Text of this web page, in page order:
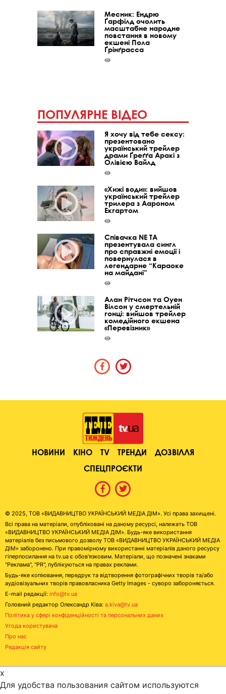
Месник: Ендрю
Ґарфілд очолить
масштабне народне
повстання в новому
екшені Пола
Ґрінґрасса
ПОПУЛЯРНЕ ВІДЕО
Я хочу від тебе сексу:
презентовано
український трейлер
драми Ґреґґа Аракі з
Олівією Вайлд
«Хижі води»: вийшов
український трейлер
трилера з Аароном
Екгартом
Співачка NE TA
презентувала сингл
про справжні емоції і
повернулася в
легендарне “Караоке
на майдані”
Алан Рітчсон та Оуен
Вілсон у смертельній
гонці: вийшов трейлер
комедійного екшена
«Перевізник»
НОВИНИ КІНО TV ТРЕНДИ
ДОЗВІЛЛЯ
СПЕЦПРОЄКТИ
© 2025, ТОВ «ВИДАВНИЦТВО УКРАЇНСЬКИЙ МЕДІА ДІМ». Усі права захищені.
Всі права на матеріали, опубліковані на даному ресурсі, належать ТОВ
«ВИДАВНИЦТВО УКРАЇНСЬКИЙ МЕДІА ДІМ». Будь-яке використання
матеріалів без письмового дозволу ТОВ «ВИДАВНИЦТВО УКРАЇНСЬКИЙ МЕДІА
ДІМ» заборонено. При правомірному використанні матеріалів даного ресурсу
гіперпосилання на tv.ua є обов'язковим. Матеріали, що позначені знаками
"Реклама", "PR", публікуються на правах реклами.
Будь-яке копіювання, передрук та відтворення фотографічних творів та/або
аудіовізуальних творів правовласника Getty Images - суворо забороняється.
E-mail редакції: info@tv.ua
Головний редактор Олександр Ківа: a.kiva@tv.ua
Політика у сфері конфіденційності та персональних даних
Угода користувача
Про нас
Редакція сайту
x
Для удобства пользования сайтом используются